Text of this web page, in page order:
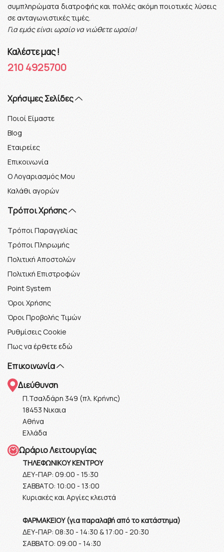
συμπληρώματα διατροφής και πολλές ακόμη ποιοτικές λύσεις
σε ανταγωνιστικές τιμές.
Για εμάς είναι ωραίο να νιώθετε ωραία!
Καλέστε μας !
210 4925700
Xρήσιμες Σελίδες
Ποιοί Είμαστε
Blog
Εταιρείες
Επικοινωνία
Ο Λογαριασμός Μου
Καλάθι αγορών
Τρόποι Χρήσης
Τρόποι Παραγγελίας
Τρόποι Πληρωμής
Πολιτική Αποστολών
Πολιτική Επιστροφών
Point System
Όροι Χρήσης
Όροι Προβολής Τιμών
Ρυθμίσεις Cookie
Πως να έρθετε εδώ
Επικοινωνία
Διεύθυνση
Π.Τσαλδάρη 349 (πλ. Κρήνης)
18453 Νικαια
Αθήνα
Ελλάδα
Ωράριο Λειτουργίας
ΤΗΛΕΦΩΝΙΚΟΥ ΚΕΝΤΡΟΥ
ΔΕΥ-ΠΑΡ: 09:00 - 15:30
ΣΑΒΒΑΤΟ: 10:00 - 13:00
Κυριακές και Αργίες κλειστά
ΦΑΡΜΑΚΕΙΟΥ (για παραλαβή από το κατάστημα)
ΔΕΥ-ΠΑΡ: 08:30 - 14:30 & 17:00 - 20:30
ΣΑΒΒΑΤΟ: 09:00 - 14:30